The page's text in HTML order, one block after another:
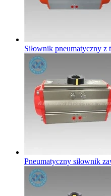
Siłownik pneumatyczny z
Pneumatyczny siłownik